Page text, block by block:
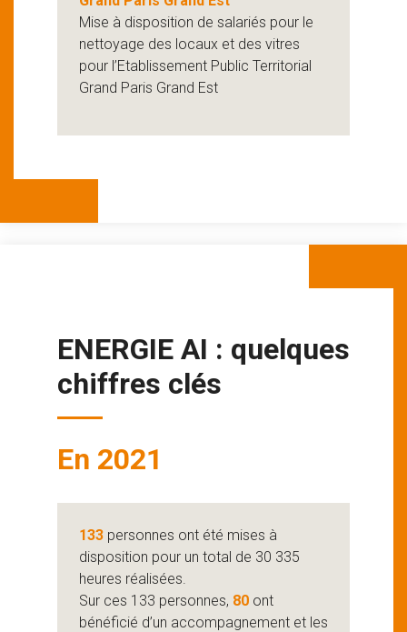
Mise à disposition de salariés pour le
nettoyage des locaux et des vitres
pour l’Etablissement Public Territorial
Grand Paris Grand Est
ENERGIE AI : quelques
chiffres clés
En 2021
133 personnes ont été mises à
disposition pour un total de 30 335
heures réalisées.
Sur ces 133 personnes, 80 ont
bénéficié d’un accompagnement et les